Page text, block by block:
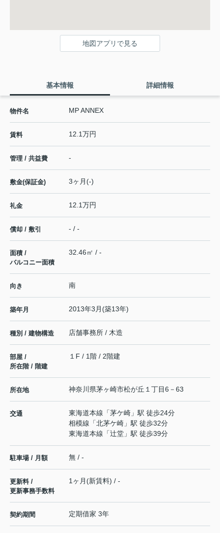
地図アプリで見る
基本情報 詳細情報
物件名 MP ANNEX
賃料 12.1万円
管理 / 共益費 -
敷金(保証金) 3ヶ月(-)
礼金 12.1万円
償却 / 敷引 - / -
面積 /
バルコニー面積
32.46㎡ / -
向き 南
築年月 2013年3月(築13年)
種別 / 建物構造 店舗事務所 / 木造
部屋 /
所在階 / 階建
１F / 1階 / 2階建
所在地 神奈川県茅ヶ崎市松が丘 １丁目6－63
交通 東海道本線 「茅ケ崎 」駅 徒歩24分
相模線 「北茅ケ崎 」駅 徒歩32分
東海道本線 「辻堂 」駅 徒歩39分
駐車場 / 月額 無 / -
更新料 /
更新事務手数料
1ヶ月(新賃料) / -
契約期間 定期借家 3年